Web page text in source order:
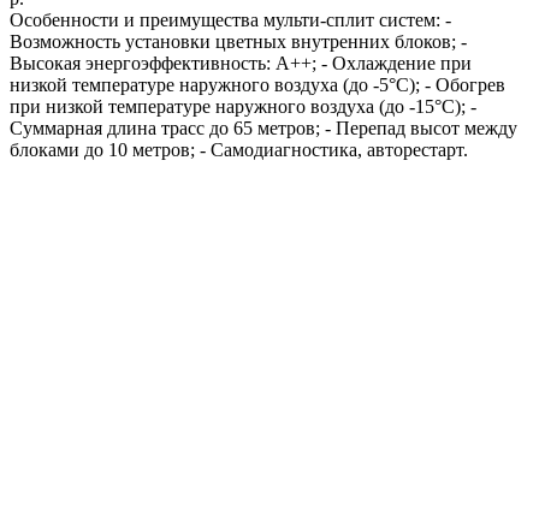
Особенности и преимущества мульти-сплит систем: -
Возможность установки цветных внутренних блоков; -
Высокая энергоэффективность: А++; - Охлаждение при
низкой температуре наружного воздуха (до -5°C); - Обогрев
при низкой температуре наружного воздуха (до -15°C); -
Суммарная длина трасс до 65 метров; - Перепад высот между
блоками до 10 метров; - Самодиагностика, авторестарт.